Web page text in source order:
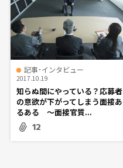
記事･インタビュー
2017.10.19
知らぬ間にやっている？応募者
の意欲が下がってしまう面接あ
るある ～面接官質...
12